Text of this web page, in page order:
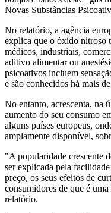
Novas Substâncias
No relatório, a agência
explica que o óxido nitroso
médicos, industriais,
aditivo alimentar ou
psicoativos incluem
e são conhecidos há mais
No entanto, acrescenta, na
aumento do seu consumo
alguns países europeus,
amplamente disponível,
"A popularidade crescente
ser explicada pela
preço, os seus efeitos de
consumidores de que é
relatório.